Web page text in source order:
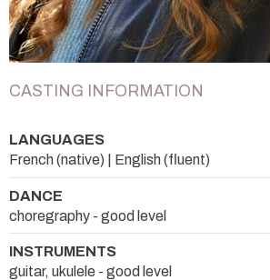
CASTING INFORMATION
LANGUAGES
French (native) | English (fluent)
DANCE
choregraphy - good level
INSTRUMENTS
guitar, ukulele - good level